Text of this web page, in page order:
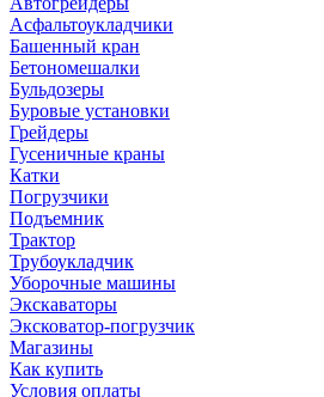
Асфальтоукладчики
Башенный кран
Бетономешалки
Бульдозеры
Буровые установки
Грейдеры
Гусеничные краны
Катки
Погрузчики
Подъемник
Трактор
Трубоукладчик
Уборочные машины
Экскаваторы
Эксковатор-погрузчик
Магазины
Как купить
Условия оплаты